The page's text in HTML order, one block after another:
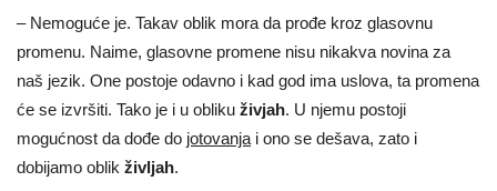
– Nemoguće je. Takav oblik mora da prođe kroz glasovnu
promenu. Naime, glasovne promene nisu nikakva novina za
naš jezik. One postoje odavno i kad god ima uslova, ta promena
će se izvršiti. Tako je i u obliku živjah. U njemu postoji
mogućnost da dođe do jotovanja i ono se dešava, zato i
dobijamo oblik življah.